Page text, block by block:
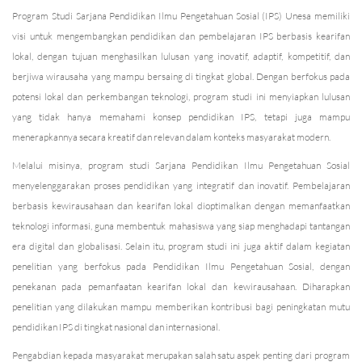
Program Studi Sarjana Pendidikan Ilmu Pengetahuan Sosial (IPS) Unesa memiliki
visi untuk mengembangkan pendidikan dan pembelajaran IPS berbasis kearifan
lokal, dengan tujuan menghasilkan lulusan yang inovatif, adaptif, kompetitif, dan
berjiwa wirausaha yang mampu bersaing di tingkat global. Dengan berfokus pada
potensi lokal dan perkembangan teknologi, program studi ini menyiapkan lulusan
yang tidak hanya memahami konsep pendidikan IPS, tetapi juga mampu
menerapkannya secara kreatif dan relevan dalam konteks masyarakat modern.
Melalui misinya, program studi Sarjana Pendidikan Ilmu Pengetahuan Sosial
menyelenggarakan proses pendidikan yang integratif dan inovatif. Pembelajaran
berbasis kewirausahaan dan kearifan lokal dioptimalkan dengan memanfaatkan
teknologi informasi, guna membentuk mahasiswa yang siap menghadapi tantangan
era digital dan globalisasi. Selain itu, program studi ini juga aktif dalam kegiatan
penelitian yang berfokus pada Pendidikan Ilmu Pengetahuan Sosial, dengan
penekanan pada pemanfaatan kearifan lokal dan kewirausahaan. Diharapkan
penelitian yang dilakukan mampu memberikan kontribusi bagi peningkatan mutu
pendidikan IPS di tingkat nasional dan internasional.
Pengabdian kepada masyarakat merupakan salah satu aspek penting dari program